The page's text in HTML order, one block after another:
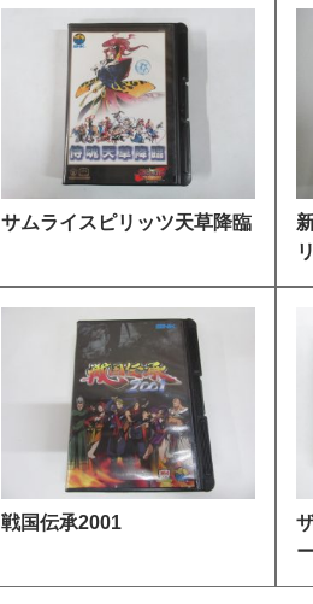
サムライスピリッツ天草降臨
戦国伝承2001